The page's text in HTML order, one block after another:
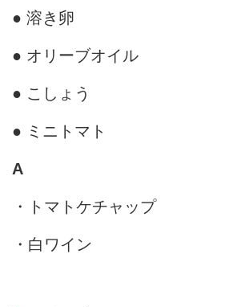
● 溶き卵
● オリーブオイル
● こしょう
● ミニトマト
A
・トマトケチャップ
・白ワイン